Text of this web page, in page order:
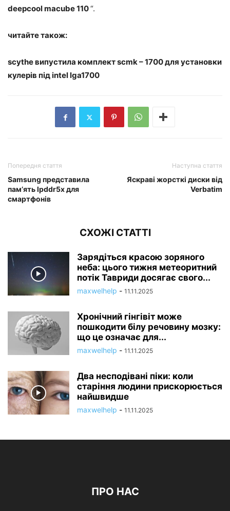
deepcool macube 110“.
читайте також:
scythe випустила комплект scmk – 1700 для установки
кулерів під intel lga1700
Попередня стаття
Samsung представила
пам’ять lpddr5x для
смартфонів
Наступна стаття
Яскраві жорсткі диски від
Verbatim
СХОЖІ СТАТТІ
Зарядіться красою зоряного
неба: цього тижня метеоритний
потік Тавриди досягає свого...
maxwelhelp - 11.11.2025
Хронічний гінгівіт може
пошкодити білу речовину мозку:
що це означає для...
maxwelhelp - 11.11.2025
Два несподівані піки: коли
старіння людини прискорюється
найшвидше
maxwelhelp - 11.11.2025
ПРО НАС